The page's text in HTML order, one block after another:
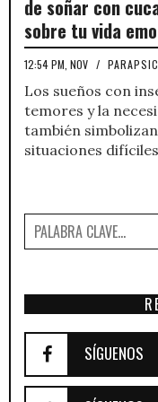
de soñar con
sobre tu vida
12:54 PM, NOV /
Los sueños con
temores y la
también
situaciones
SÍGUENOS